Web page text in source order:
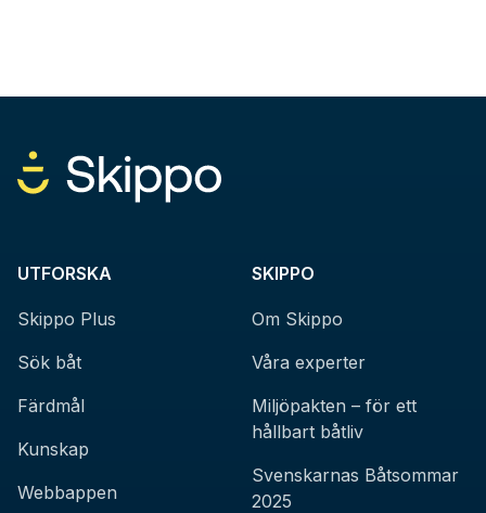
UTFORSKA
Skippo Plus
Sök båt
Färdmål
Kunskap
Webbappen
SKIPPO
Om Skippo
Våra experter
Miljöpakten – för ett
hållbart båtliv
Svenskarnas Båtsommar
2025